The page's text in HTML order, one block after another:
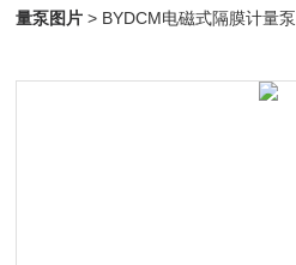
量泵图片 > BYDCM电磁式隔膜计量泵